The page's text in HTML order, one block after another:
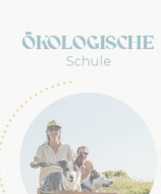
Ökologische
Schule